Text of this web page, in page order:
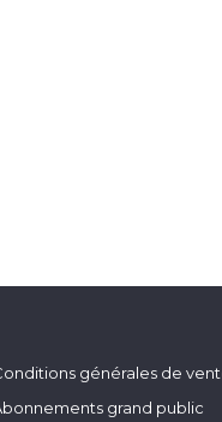
générales de
grand public